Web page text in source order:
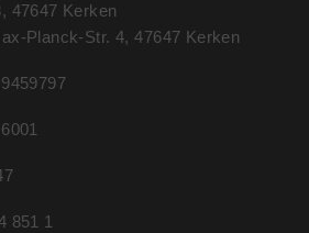
47647 Kerken
Planck-Str. 4, 47647 Kerken
851 1